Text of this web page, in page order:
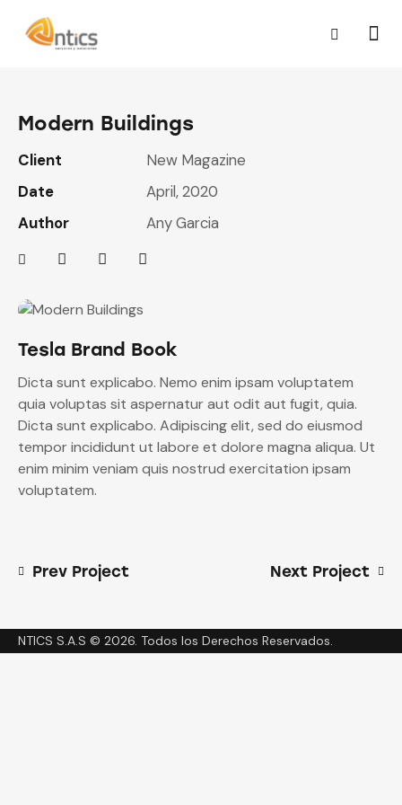
Modern Buildings
Client
New Magazine
Date
April, 2020
Author
Any Garcia
Tesla Brand Book
Dicta sunt explicabo. Nemo enim ipsam voluptatem
quia voluptas sit aspernatur aut odit aut fugit, quia.
Dicta sunt explicabo. Adipiscing elit, sed do eiusmod
tempor incididunt ut labore et dolore magna aliqua. Ut
enim minim veniam quis nostrud exercitation ipsam
voluptatem.
Prev Project Next Project
NTICS S.A.S © 2026. Todos los Derechos Reservados.